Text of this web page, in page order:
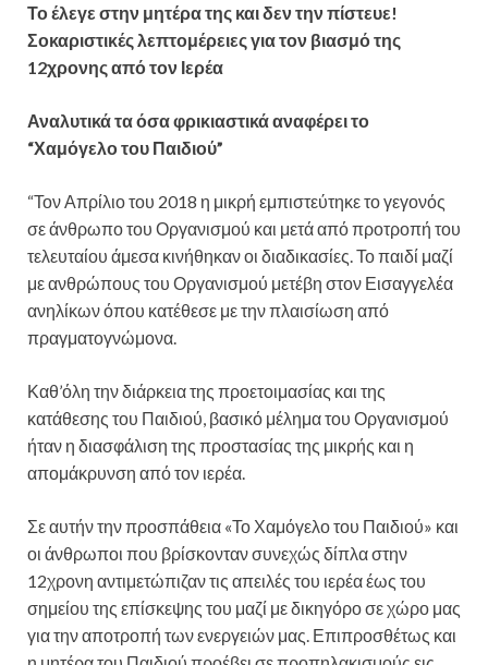
Το έλεγε στην μητέρα της και δεν την πίστευε!
Σοκαριστικές λεπτομέρειες για τον βιασμό της
12χρονης από τον Ιερέα
Αναλυτικά τα όσα φρικιαστικά αναφέρει το
“Χαμόγελο του Παιδιού”
“Τον Απρίλιο του 2018 η μικρή εμπιστεύτηκε το γεγονός
σε άνθρωπο του Οργανισμού και μετά από προτροπή του
τελευταίου άμεσα κινήθηκαν οι διαδικασίες. Το παιδί μαζί
με ανθρώπους του Οργανισμού μετέβη στον Εισαγγελέα
ανηλίκων όπου κατέθεσε με την πλαισίωση από
πραγματογνώμονα.
Καθ’όλη την διάρκεια της προετοιμασίας και της
κατάθεσης του Παιδιού, βασικό μέλημα του Οργανισμού
ήταν η διασφάλιση της προστασίας της μικρής και η
απομάκρυνση από τον ιερέα.
Σε αυτήν την προσπάθεια «Το Χαμόγελο του Παιδιού» και
οι άνθρωποι που βρίσκονταν συνεχώς δίπλα στην
12χρονη αντιμετώπιζαν τις απειλές του ιερέα έως του
σημείου της επίσκεψης του μαζί με δικηγόρο σε χώρο μας
για την αποτροπή των ενεργειών μας. Επιπροσθέτως και